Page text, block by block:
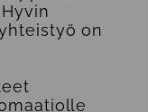
on